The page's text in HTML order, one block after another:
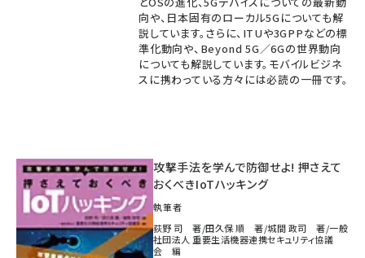
向や、日本固有のローカル5Gについても解
説しています。さらに、ITUや3GPPなどの標
準化動向や、Beyond 5G／6Gの世界動向
についても解説しています。モバイルビジネ
スに携わっている方々には必読の一冊です。
攻撃手法を学んで防御せよ! 押さえて
おくべきIoTハッキング
執筆者
荻野 司 著/田久保 順 著/城間 政司 著/一般
社団法人 重要生活機器連携セキュリティ協議
会 編